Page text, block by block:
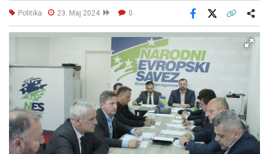
Politika 23. Maj 2024 0
Facebook